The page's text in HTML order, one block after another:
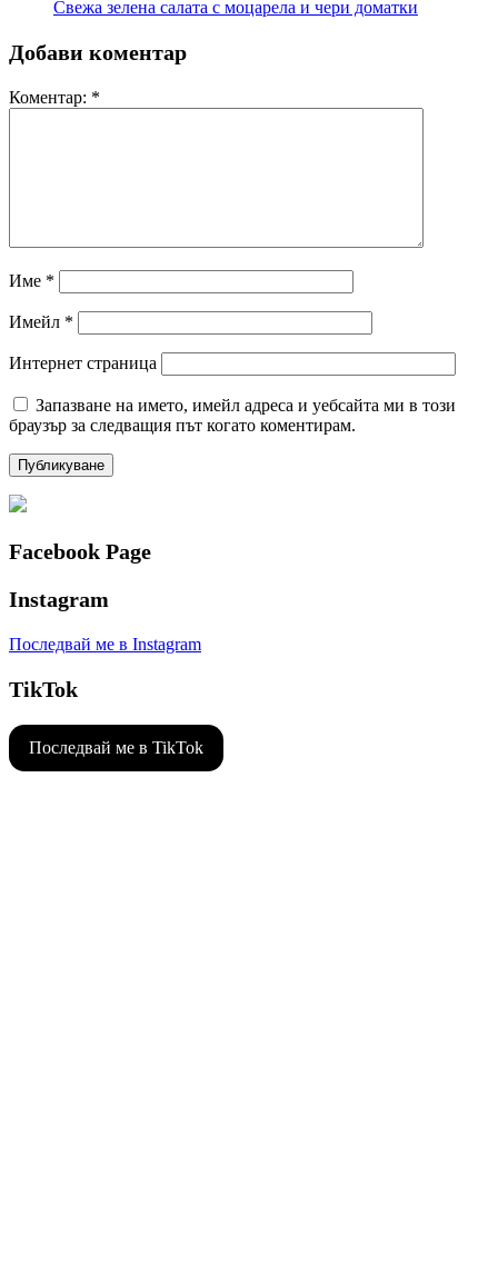
Свежа зелена салата с моцарела и чери доматки
Добави коментар
Коментар: *
Име *
Имейл *
Интернет страница
Запазване на името, имейл адреса и уебсайта ми в този
браузър за следващия път когато коментирам.
Facebook Page
Instagram
Последвай ме в Instagram
TikTok
Последвай ме в TikTok